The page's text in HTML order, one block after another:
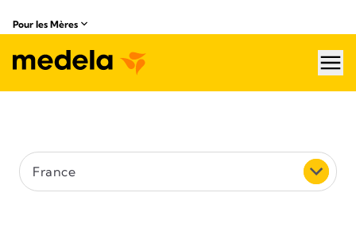
Pour les Mères
France